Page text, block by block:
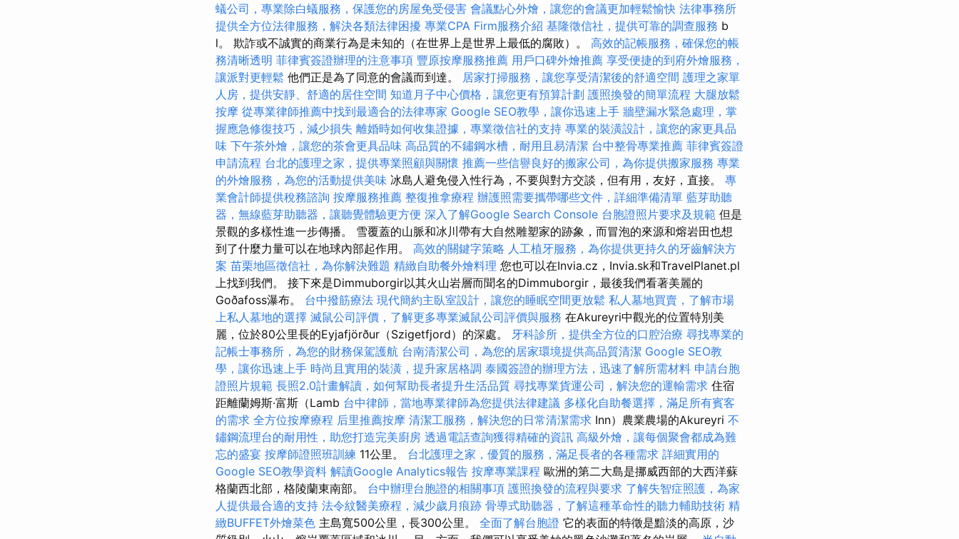
蟻公司，專業除白蟻服務，保護您的房屋免受侵害 會議點心外燴，讓您的會議更加輕鬆愉快 法律事務所
提供全方位法律服務，解決各類法律困擾 專業CPA Firm服務介紹 基隆徵信社，提供可靠的調查服務 b
l。 欺詐或不誠實的商業行為是未知的（在世界上是世界上最低的腐敗）。 高效的記帳服務，確保您的帳
務清晰透明 菲律賓簽證辦理的注意事項 豐原按摩服務推薦 用戶口碑外燴推薦 享受便捷的到府外燴服務，
讓派對更輕鬆 他們正是為了同意的會議而到達。 居家打掃服務，讓您享受清潔後的舒適空間 護理之家單
人房，提供安靜、舒適的居住空間 知道月子中心價格，讓您更有預算計劃 護照換發的簡單流程 大腿放鬆
按摩 從專業律師推薦中找到最適合的法律專家 Google SEO教學，讓你迅速上手 牆壁漏水緊急處理，掌
握應急修復技巧，減少損失 離婚時如何收集證據，專業徵信社的支持 專業的裝潢設計，讓您的家更具品
味 下午茶外燴，讓您的茶會更具品味 高品質的不鏽鋼水槽，耐用且易清潔 台中整骨專業推薦 菲律賓簽證
申請流程 台北的護理之家，提供專業照顧與關懷 推薦一些信譽良好的搬家公司，為你提供搬家服務 專業
的外燴服務，為您的活動提供美味 冰島人避免侵入性行為，不要與對方交談，但有用，友好，直接。 專
業會計師提供稅務諮詢 按摩服務推薦 整復推拿療程 辦護照需要攜帶哪些文件，詳細準備清單 藍芽助聽
器，無線藍芽助聽器，讓聽覺體驗更方便 深入了解Google Search Console 台胞證照片要求及規範 但是
景觀的多樣性進一步傳播。 雪覆蓋的山脈和冰川帶有大自然雕塑家的跡象，而冒泡的來源和熔岩田也想
到了什麼力量可以在地球內部起作用。 高效的關鍵字策略 人工植牙服務，為你提供更持久的牙齒解決方
案 苗栗地區徵信社，為你解決難題 精緻自助餐外燴料理 您也可以在Invia.cz，Invia.sk和TravelPlanet.pl
上找到我們。 接下來是Dimmuborgir以其火山岩層而聞名的Dimmuborgir，最後我們看著美麗的
Goðafoss瀑布。 台中撥筋療法 現代簡約主臥室設計，讓您的睡眠空間更放鬆 私人墓地買賣，了解市場
上私人墓地的選擇 滅鼠公司評價，了解更多專業滅鼠公司評價與服務 在Akureyri中觀光的位置特別美
麗，位於80公里長的Eyjafjörður（Szigetfjord）的深處。 牙科診所，提供全方位的口腔治療 尋找專業的
記帳士事務所，為您的財務保駕護航 台南清潔公司，為您的居家環境提供高品質清潔 Google SEO教
學，讓你迅速上手 時尚且實用的裝潢，提升家居格調 泰國簽證的辦理方法，迅速了解所需材料 申請台胞
證照片規範 長照2.0計畫解讀，如何幫助長者提升生活品質 尋找專業貨運公司，解決您的運輸需求 住宿
距離蘭姆斯·富斯（Lamb 台中律師，當地專業律師為您提供法律建議 多樣化自助餐選擇，滿足所有賓客
的需求 全方位按摩療程 后里推薦按摩 清潔工服務，解決您的日常清潔需求 Inn）農業農場的Akureyri 不
鏽鋼流理台的耐用性，助您打造完美廚房 透過電話查詢獲得精確的資訊 高級外燴，讓每個聚會都成為難
忘的盛宴 按摩師證照班訓練 11公里。 台北護理之家，優質的服務，滿足長者的各種需求 詳細實用的
Google SEO教學資料 解讀Google Analytics報告 按摩專業課程 歐洲的第二大島是挪威西部的大西洋蘇
格蘭西北部，格陵蘭東南部。 台中辦理台胞證的相關事項 護照換發的流程與要求 了解失智症照護，為家
人提供最合適的支持 法令紋醫美療程，減少歲月痕跡 骨導式助聽器，了解這種革命性的聽力輔助技術 精
緻BUFFET外燴菜色 主島寬500公里，長300公里。 全面了解台胞證 它的表面的特徵是黯淡的高原，沙